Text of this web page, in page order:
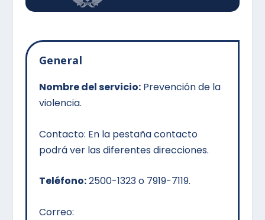
General
Nombre del servicio:Prevención de la
violencia.
Contacto: En la pestaña contacto
podrá ver las diferentes direcciones.
Teléfono:2500-1323 o 7919-7119.
Correo: